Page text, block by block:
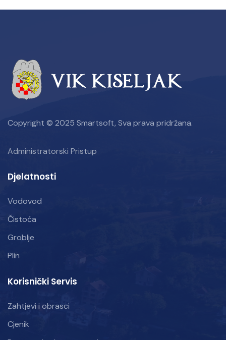
Copyright © 2025 Smartsoft, Sva prava pridržana.
Administratorski Pristup
Djelatnosti
Vodovod
Čistoća
Groblje
Plin
Korisnički Servis
Zahtjevi i obrasci
Cjenik